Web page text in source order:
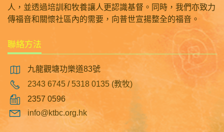
人，並透過培訓和牧養讓人更認識基督。同時，我們亦致力
傳福音和關懷社區內的需要，向普世宣揚整全的福音。
聯絡方法
九龍觀塘功樂道83號
2343 6745 / 5318 0135 (教牧)
2357 0596
info@ktbc.org.hk